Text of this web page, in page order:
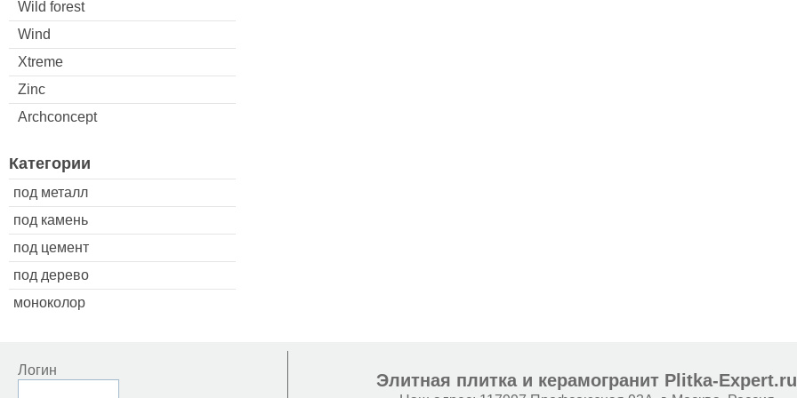
Wild forest
Wind
Xtreme
Zinc
Archconcept
Категории
под металл
под камень
под цемент
под дерево
моноколор
Логин
Элитная плитка и керамогранит Plitka-Expert.ru